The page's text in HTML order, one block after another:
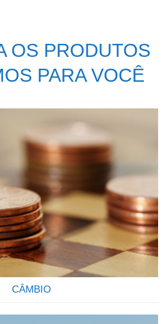
OS PRODUTOS
PARA VOCÊ
CÂMBIO